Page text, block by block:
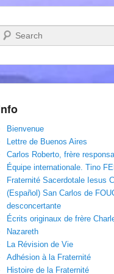
Recherche
Bienvenue
Lettre de Buenos Aires
Carlos Roberto, frère
Équipe internationale. Tino
Fraternité Sacerdotale Iesus
(Español) San Carlos de
desconcertante
Écrits originaux de frère
Nazareth
La Révision de Vie
Adhésion à la Fraternité
Histoire de la Fraternité